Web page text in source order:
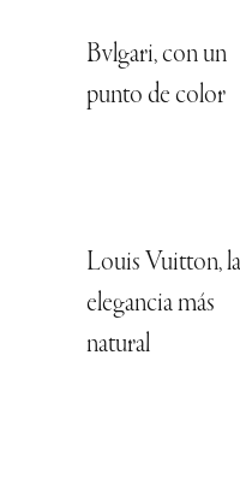
Bvlgari, con un
punto de color
Louis Vuitton, la
elegancia más
natural